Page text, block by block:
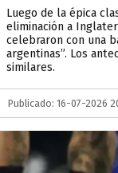
Luego de la épica
eliminación a
celebraron con una
argentinas”. Los
similares.
Publicado: 16-07-2026